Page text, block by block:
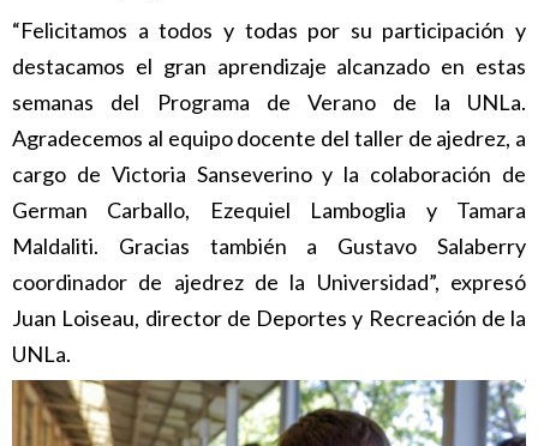
“Felicitamos a todos y todas por su participación y
destacamos el gran aprendizaje alcanzado en estas
semanas del Programa de Verano de la UNLa.
Agradecemos al equipo docente del taller de ajedrez, a
cargo de Victoria Sanseverino y la colaboración de
German Carballo, Ezequiel Lamboglia y Tamara
Maldaliti. Gracias también a Gustavo Salaberry
coordinador de ajedrez de la Universidad”, expresó
Juan Loiseau, director de Deportes y Recreación de la
UNLa.